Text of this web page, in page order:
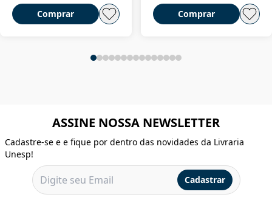
Comprar Comprar
ASSINE NOSSA NEWSLETTER
Cadastre-se e e fique por dentro das novidades da Livraria
Unesp!
Cadastrar